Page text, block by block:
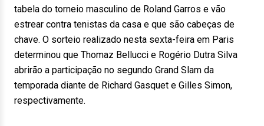
tabela do torneio masculino de Roland Garros e vão
estrear contra tenistas da casa e que são cabeças de
chave. O sorteio realizado nesta sexta-feira em Paris
determinou que Thomaz Bellucci e Rogério Dutra Silva
abrirão a participação no segundo Grand Slam da
temporada diante de Richard Gasquet e Gilles Simon,
respectivamente.